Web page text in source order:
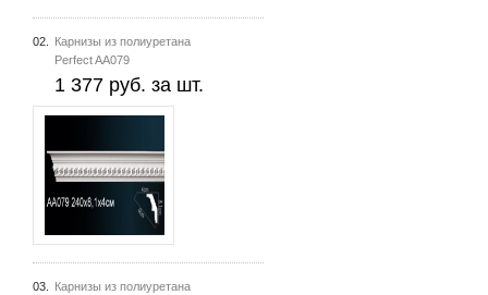
02.
Карнизы из полиуретана
Perfect AA079
1 377 руб. за шт.
03.
Карнизы из полиуретана